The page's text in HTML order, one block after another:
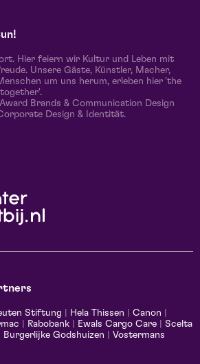
Hier feiern wir Kultur und Leben mit
Unsere Gäste, Künstler, Macher,
um uns herum, erleben hier 'the
Brands & Communication Design
Design & Identität.
Stiftung Hela Thissen Canon
Rabobank Ewals Cargo Care
Scelta
Godshuizen
Vostermans